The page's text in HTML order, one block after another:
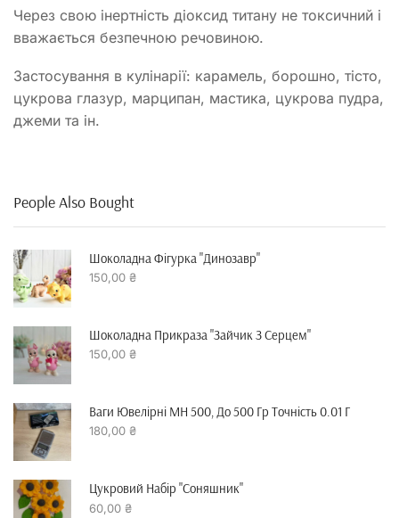
Через свою інертність діоксид титану не токсичний і
вважається безпечною речовиною.
Застосування в кулінарії: карамель, борошно, тісто,
цукрова глазур, марципан, мастика, цукрова пудра,
джеми та ін.
People Also Bought
Шоколадна Фігурка "динозавр"
150,00 ₴
Шоколадна Прикраза "зайчик З Серцем"
150,00 ₴
Ваги Ювелірні MH 500, До 500 Гр Точність 0.01 Г
180,00 ₴
Цукровий Набір "Соняшник"
60,00 ₴